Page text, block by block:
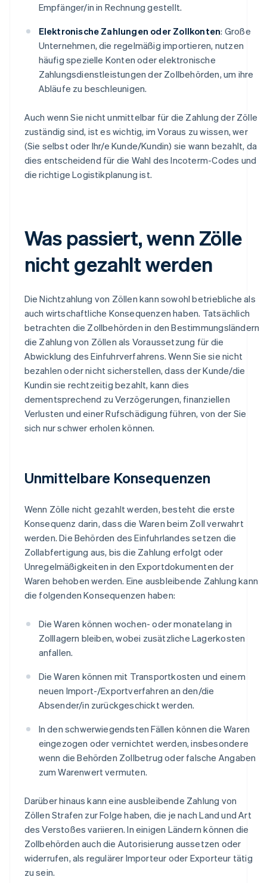
Empfänger/in in Rechnung gestellt.
Elektronische Zahlungen oder Zollkonten: Große
Unternehmen, die regelmäßig importieren, nutzen
häufig spezielle Konten oder elektronische
Zahlungsdienstleistungen der Zollbehörden, um ihre
Abläufe zu beschleunigen.
Auch wenn Sie nicht unmittelbar für die Zahlung der Zölle
zuständig sind, ist es wichtig, im Voraus zu wissen, wer
(Sie selbst oder Ihr/e Kunde/Kundin) sie wann bezahlt, da
dies entscheidend für die Wahl des Incoterm-Codes und
die richtige Logistikplanung ist.
Was passiert, wenn Zölle
nicht gezahlt werden
Die Nichtzahlung von Zöllen kann sowohl betriebliche als
auch wirtschaftliche Konsequenzen haben. Tatsächlich
betrachten die Zollbehörden in den Bestimmungsländern
die Zahlung von Zöllen als Voraussetzung für die
Abwicklung des Einfuhrverfahrens. Wenn Sie sie nicht
bezahlen oder nicht sicherstellen, dass der Kunde/die
Kundin sie rechtzeitig bezahlt, kann dies
dementsprechend zu Verzögerungen, finanziellen
Verlusten und einer Rufschädigung führen, von der Sie
sich nur schwer erholen können.
Unmittelbare Konsequenzen
Wenn Zölle nicht gezahlt werden, besteht die erste
Konsequenz darin, dass die Waren beim Zoll verwahrt
werden. Die Behörden des Einfuhrlandes setzen die
Zollabfertigung aus, bis die Zahlung erfolgt oder
Unregelmäßigkeiten in den Exportdokumenten der
Waren behoben werden. Eine ausbleibende Zahlung kann
die folgenden Konsequenzen haben:
Die Waren können wochen- oder monatelang in
Zolllagern bleiben, wobei zusätzliche Lagerkosten
anfallen.
Die Waren können mit Transportkosten und einem
neuen Import-/Exportverfahren an den/die
Absender/in zurückgeschickt werden.
In den schwerwiegendsten Fällen können die Waren
eingezogen oder vernichtet werden, insbesondere
wenn die Behörden Zollbetrug oder falsche Angaben
zum Warenwert vermuten.
Darüber hinaus kann eine ausbleibende Zahlung von
Zöllen Strafen zur Folge haben, die je nach Land und Art
des Verstoßes variieren. In einigen Ländern können die
Zollbehörden auch die Autorisierung aussetzen oder
widerrufen, als regulärer Importeur oder Exporteur tätig
zu sein.